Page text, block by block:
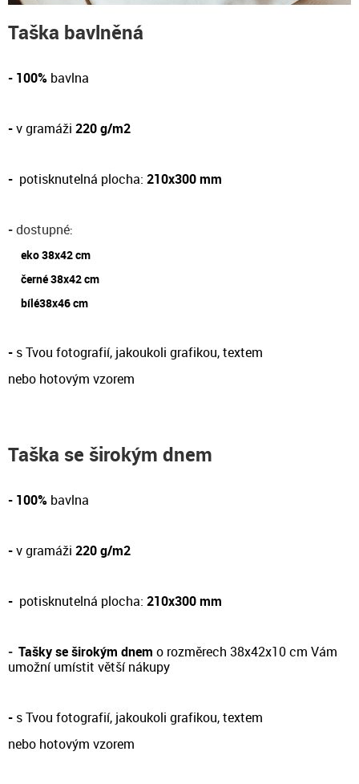
Taška bavlněná
- 100% bavlna
-v gramáži 220 g/m2
- potisknutelná plocha: 210x300 mm
-dostupné:
eko 38x42 cm
černé 38x42 cm
bílé38x46 cm
- s Tvou fotografií, jakoukoli grafikou, textem
nebo hotovým vzorem
Taška se širokým dnem
- 100% bavlna
-v gramáži 220 g/m2
- potisknutelná plocha: 210x300 mm
- Tašky se širokým dnem o rozměrech 38x42x10 cm Vám
umožní umístit větší nákupy
- s Tvou fotografií, jakoukoli grafikou, textem
nebo hotovým vzorem